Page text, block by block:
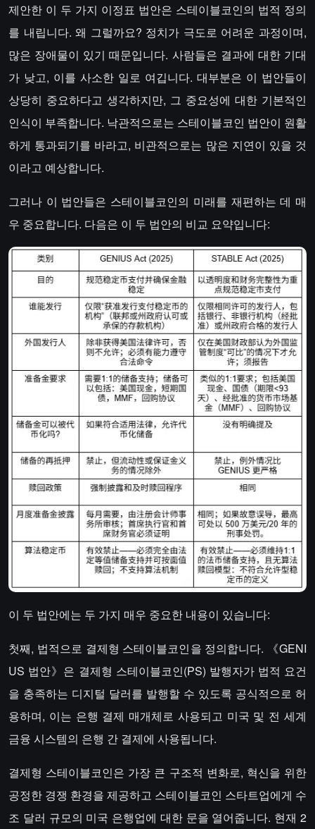
제안한 이 두 가지 이정표 법안은 스테이블코인의 법적 정의
를 내립니다. 왜 그럴까요? 정치가 극도로 어려운 과정이며,
많은 장애물이 있기 때문입니다. 사람들은 결과에 대한 기대
가 낮고, 이를 사소한 일로 여깁니다. 대부분은 이 법안들이
상당히 중요하다고 생각하지만, 그 중요성에 대한 기본적인
인식이 부족합니다. 낙관적으로는 스테이블코인 법안이 원활
하게 통과되기를 바라고, 비관적으로는 많은 지연이 있을 것
이라고 예상합니다.
그러나 이 법안들은 스테이블코인의 미래를 재편하는 데 매
우 중요합니다. 다음은 이 두 법안의 비교 요약입니다:
이 두 법안에는 두 가지 매우 중요한 내용이 있습니다:
첫째, 법적으로 결제형 스테이블코인을 정의합니다. 《GENI
US 법안》은 결제형 스테이블코인(PS) 발행자가 법적 요건
을 충족하는 디지털 달러를 발행할 수 있도록 공식적으로 허
용하며, 이는 은행 결제 매개체로 사용되고 미국 및 전 세계
금융 시스템의 은행 간 결제에 사용됩니다.
결제형 스테이블코인은 가장 큰 구조적 변화로, 혁신을 위한
공정한 경쟁 환경을 제공하고 스테이블코인 스타트업에게 수
조 달러 규모의 미국 은행업에 대한 문을 열어줍니다. 현재 2